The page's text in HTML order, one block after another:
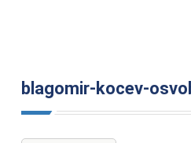
blagomir-kocev-